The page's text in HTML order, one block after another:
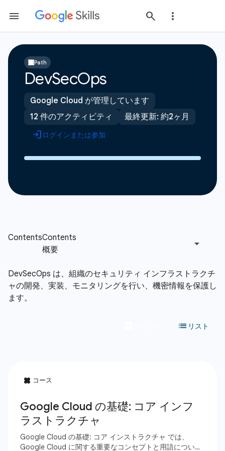
Path
DevSecOps
Google Cloud が管理しています
12 件のアクティビティ
最終更新: 約2ヶ月
ログインまたは参加
DevSecOps は、組織のセキュリティ インフラストラクチ
ャの開発、実装、モニタリングを行い、機密情報を保護し
ます。